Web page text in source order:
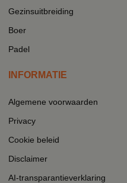
Gezinsuitbreiding
Boer
Padel
INFORMATIE
Algemene voorwaarden
Privacy
Cookie beleid
Disclaimer
AI-transparantieverklaring